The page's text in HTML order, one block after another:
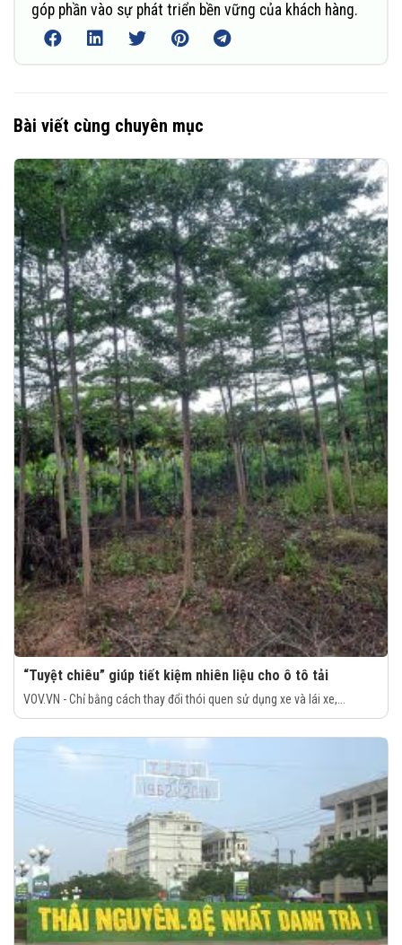
góp phần vào sự phát triển bền vững của khách hàng.
Bài viết cùng chuyên mục
“Tuyệt chiêu” giúp tiết kiệm nhiên liệu cho ô tô tải
VOV.VN - Chỉ bằng cách thay đổi thói quen sử dụng xe và lái xe,...